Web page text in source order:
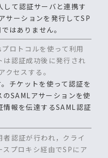
して認証サーバと連携す
サーションを発行してSP
はありません。
ロトコルを使って利用
認証成功後に発行され
クセスする。
チケットを使って認証を
SAMLアサーションを使
情報を伝達するSAML認証
認証が行われ，クライ
プロキシ経由でSPにア